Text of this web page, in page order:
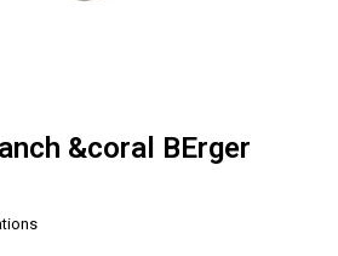
&coral BErger